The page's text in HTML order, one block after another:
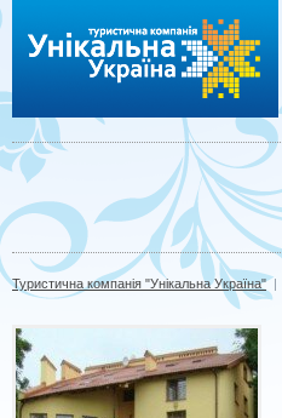
Туристична компанія "Унікальна Україна" |